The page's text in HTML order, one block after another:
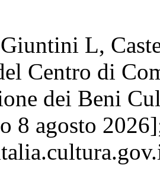
L,
Centro di
dei Beni
8 agosto